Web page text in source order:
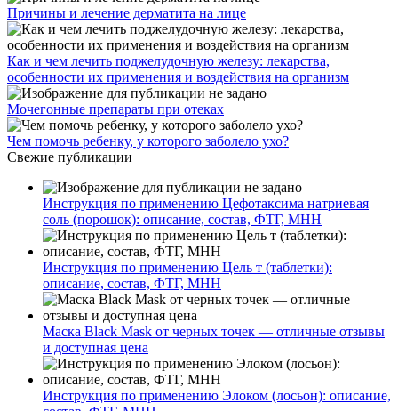
Причины и лечение дерматита на лице
Как и чем лечить поджелудочную железу: лекарства,
особенности их применения и воздействия на организм
Мочегонные препараты при отеках
Чем помочь ребенку, у которого заболело ухо?
Свежие публикации
Инструкция по применению Цефотаксима натриевая
соль (порошок): описание, состав, ФТГ, МНН
Инструкция по применению Цель т (таблетки):
описание, состав, ФТГ, МНН
Маска Black Mask от черных точек — отличные отзывы
и доступная цена
Инструкция по применению Элоком (лосьон): описание,